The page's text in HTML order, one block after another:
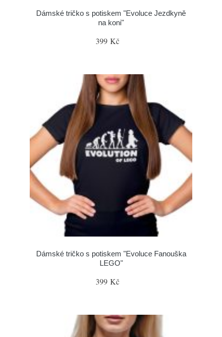
Dámské tričko s potiskem "Evoluce Jezdkyně
na koni"
399 Kč
Dámské tričko s potiskem "Evoluce Fanouška
LEGO"
399 Kč